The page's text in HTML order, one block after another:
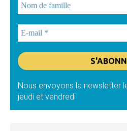
Nous envoyons la newsletter
jeudi et vendredi